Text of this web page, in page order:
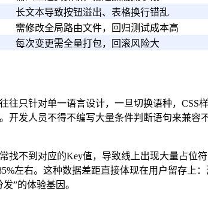
长文本导致按钮溢出、表格换行错乱
需修改全局路由文件，回归测试成本高
每次变更需全量打包，回滚风险大
只针对单一语言设计，一旦切换语种，CSS
发人员不得不编写大量条件判断语句来兼
不到对应的Key值，导致线上出现大量占位符
左右。这种数据差距直接体现在用户留存上
”的体验基因。